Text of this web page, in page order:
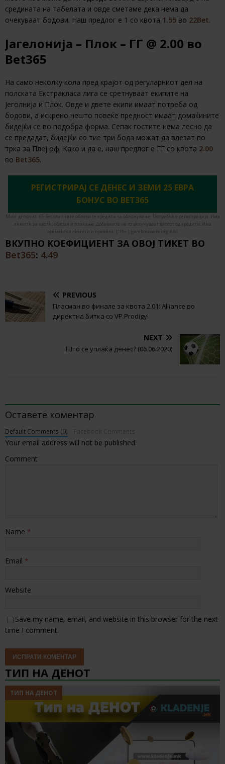
средината на табелата и овде сметаме дека нема да
очекуваат бодови. Наш предлог е 1 со квота 1.55 во 22Bet.
Јагелонија – Плок – ГГ @ 2.00 во
Bet365
На само неколку кола пред крајот од регуларниот дел на
полската Екстракласа лига се сретнуваат екипите на
Јеголнија и Плок. Овде и двете екипи имаат потреба од
бодови, а искрено нешто повеќе предност имаат домаќините
бидејќи се во подобра форма. Сепак гостите нема лесно да
се предадат, бидејќи со тие три бода можат да влезат во
трка за Плеј оф. Како и да е, наш предлог е ГГ со квота 2.00
во Bet365.
РЕГИСТРИРАЈ СЕ ДЕНЕС И ЗЕМИ 25 ЕВРА
БОНУС ВО BET365
Мин. депозит: €5. Бесплатните облози се кредити за обложување. Потребна е регистрација. Има
лимити за квоти, облози и плаќање. Добивките не го вклучуваат влогот од кредити. Има
временски лимити и правила. | 18+ | gambleaware.org #Ad
ВКУПНО КОЕФИЦИЕНТ ЗА ОВОЈ ТИКЕТ ВО
Bet365: 4.49
PREVIOUS
Пласман во финале за квота 2.01: Alliance во
директна битка со VP.Prodigy!
NEXT
Што се уплаќа денес? (06.06.2020)
Оставете коментар
Default Comments (0)
Your email address will not be published.
Comment
Name *
Email *
Website
Save my name, email, and website in this browser for the next
time I comment.
ТИП НА ДЕНОТ
ТИП НА ДЕНОТ